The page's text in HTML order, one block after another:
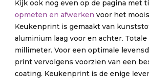
Kijk ook nog even op de pagina met
opmeten en afwerken voor het
Keukenprint is gemaakt van
aluminium laag voor en achter.
millimeter. Voor een optimale
print vervolgens voorzien van een
coating. Keukenprint is de enige